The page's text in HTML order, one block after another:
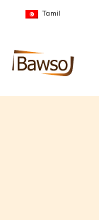
உள்ளடக்கத்திற்கு
Tamil